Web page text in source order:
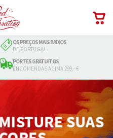
OS PREÇOS MAIS BAIXOS
DE PORTUGAL
PORTES GRATUITOS
ENCOMENDAS ACIMA 299,- €